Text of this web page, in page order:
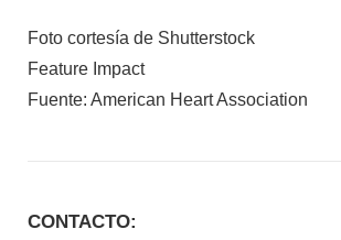
Foto cortesía de Shutterstock
Feature Impact
Fuente: American Heart Association
CONTACTO: